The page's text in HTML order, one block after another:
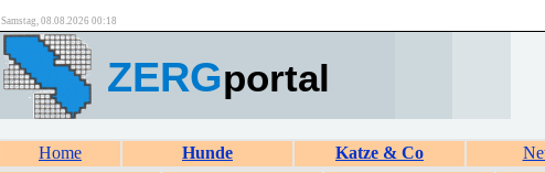
Samstag, 08.08.2026 00:18
ZERGportal
Home Hunde Katze & Co